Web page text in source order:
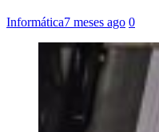
Informática7 meses ago 0